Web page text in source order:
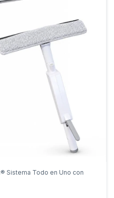
Sistema Todo en Uno con